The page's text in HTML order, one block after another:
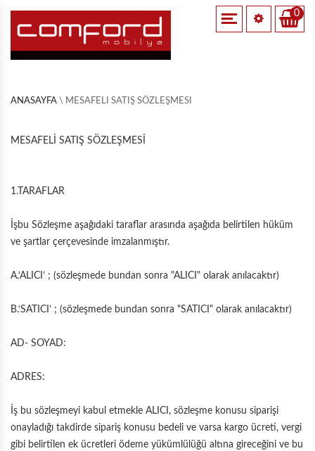
AVANGARD TEKLİ
AVANGARD İKİLİ
PREMİUM TEKLİ
PREMİUM İKİLİ
DELÜX TEKLİ
DELÜX İKİLİ
MAKSİ TEKLİ
MAKSİ İKİLİ
KÖŞE UZANMA
KÖŞE ÜNİTESİ
ÜÇLÜ YATAKLI
0
ANASAYFA \ MESAFELI SATIŞ SÖZLEŞMESI
MESAFELİ SATIŞ SÖZLEŞMESİ
1.TARAFLAR
İşbu Sözleşme aşağıdaki taraflar arasında aşağıda belirtilen hüküm
ve şartlar çerçevesinde imzalanmıştır.
A.‘ALICI’ ; (sözleşmede bundan sonra "ALICI" olarak anılacaktır)
B.‘SATICI’ ; (sözleşmede bundan sonra "SATICI" olarak anılacaktır)
AD- SOYAD:
ADRES:
İş bu sözleşmeyi kabul etmekle ALICI, sözleşme konusu siparişi
onayladığı takdirde sipariş konusu bedeli ve varsa kargo ücreti, vergi
gibi belirtilen ek ücretleri ödeme yükümlülüğü altına gireceğini ve bu